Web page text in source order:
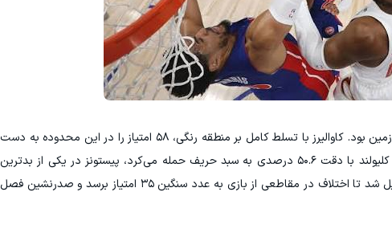
نگاهی به آمار این مسابقه گویای برتری کلیولند در تمامی نقاط زمین بود. کاوالیرز با تسلط کامل بر منطقه رنگی، ۵۸ امتیاز را در این محدوده به دست
آوردند و در مقابل تنها ۳۴ امتیاز به حریف دادند. در حالی که کلیولند با دقت ۵۰.۶ درصدی به سبد حریف حمله می‌کرد، پیستونز در یکی از بدترین
شب‌های فصل خود تنها ۳۵.۳ درصد از پرتاب‌هایش به گل تبدیل شد تا اختلاف در مقاطعی از بازی به عدد سنگین ۳۵ امتیاز برسد و صدرنشین فصل